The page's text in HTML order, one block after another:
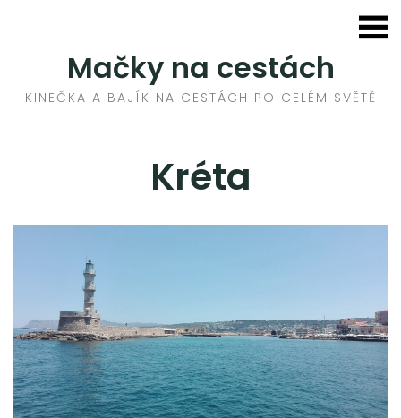
Mačky na cestách
KINEČKA A BAJÍK NA CESTÁCH PO CELÉM SVĚTĚ
Kréta
FRANCIE
ITÁLIE
KANÁRSKÉ OSTROVY
KRÉTA